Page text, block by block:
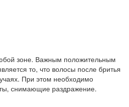
зоне. Важным положительным
то, что волосы после бритья
При этом необходимо
снимающие раздражение.